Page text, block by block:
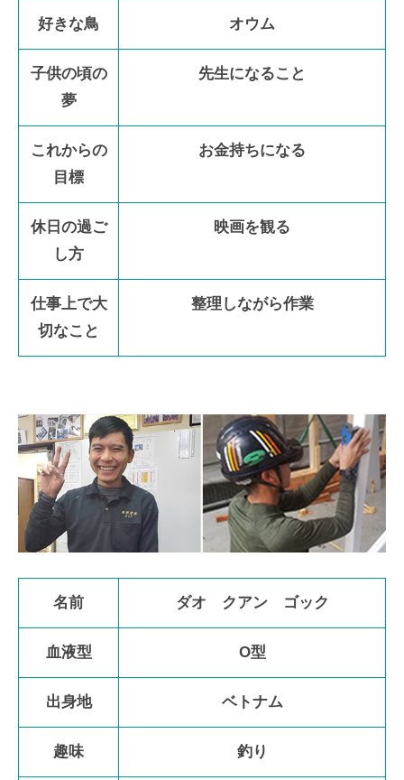
好きな鳥 オウム
子供の頃の
夢
先生になること
これからの
目標
お金持ちになる
休日の過ご
し方
映画を観る
仕事上で大
切なこと
整理しながら作業
名前 ダオ クアン ゴック
血液型 O型
出身地 ベトナム
趣味 釣り